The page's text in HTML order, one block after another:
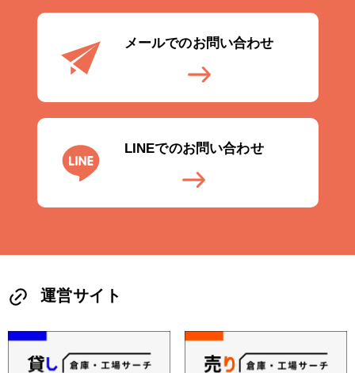
メールでのお問い合わせ
LINEでのお問い合わせ
運営サイト